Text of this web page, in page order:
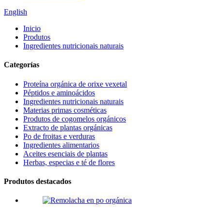
English
Inicio
Produtos
Ingredientes nutricionais naturais
Categorías
Proteína orgánica de orixe vexetal
Péptidos e aminoácidos
Ingredientes nutricionais naturais
Materias primas cosméticas
Produtos de cogomelos orgánicos
Extracto de plantas orgánicas
Po de froitas e verduras
Ingredientes alimentarios
Aceites esenciais de plantas
Herbas, especias e té de flores
Produtos destacados